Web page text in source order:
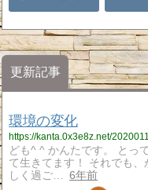
更新記事
環境の変化
https://kanta.0x3e8z.net/
ども^ ^ かんたです。 とっ
て生きてます！ それでも、
しく過ご…
6年前